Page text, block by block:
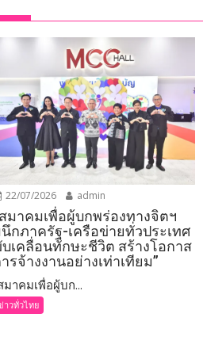
22/07/2026 admin
มาคมเพื่อผู้บกพร่องทางจิตฯ
กภาครัฐ-เครือข่ายทั่วประเทศ
เคลื่อนทักษะชีวิต สร้างโอกาส
รจ้างงานอย่างเท่าเทียม”
มาคมเพื่อผู้บก...
าวทั่วไทย